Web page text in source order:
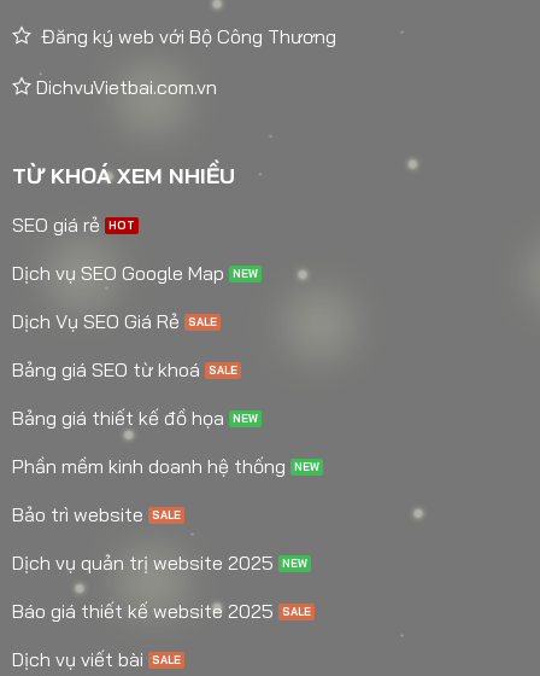
Đăng ký web với Bộ Công Thương
DichvuVietbai.com.vn
TỪ KHOÁ XEM NHIỀU
SEO giá rẻ
Dịch vụ SEO Google Map
Dịch Vụ SEO Giá Rẻ
Bảng giá SEO từ khoá
Bảng giá thiết kế đồ họa
Phần mềm kinh doanh hệ thống
Bảo trì website
Dịch vụ quản trị website 2025
Báo giá thiết kế website 2025
Dịch vụ viết bài